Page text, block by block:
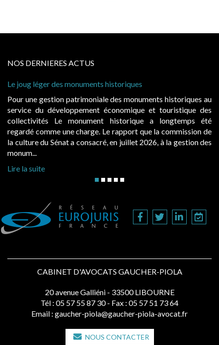
NOS DERNIERES ACTUS
historiques
des monuments historiques au
économique et touristique des
historique a longtemps été
Le rapport que la commission de
en juillet 2026, à la gestion des
Cabines de plage : le juge
Evocatrices des bains
également un beau sujet
public, elles donnent
d’occupation. Saisies par
CABINET D'AVOCATS GAUCHER-PIOLA
20 avenue Galliéni - 33500 LIBOURNE
Tél : 05 57 55 87 30 - Fax : 05 57 51 73 64
Email : gaucher-piola@gaucher-piola-avocat.fr
NOUS CONTACTER